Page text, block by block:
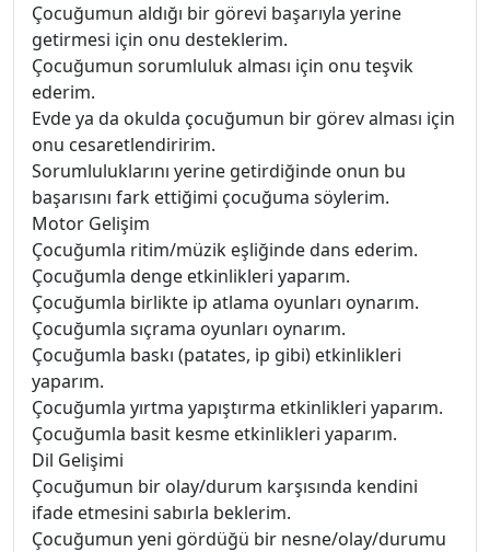
Çocuğumun aldığı bir görevi başarıyla yerine
getirmesi için onu desteklerim.
Çocuğumun sorumluluk alması için onu teşvik
ederim.
Evde ya da okulda çocuğumun bir görev alması için
onu cesaretlendiririm.
Sorumluluklarını yerine getirdiğinde onun bu
başarısını fark ettiğimi çocuğuma söylerim.
Motor Gelişim
Çocuğumla ritim/müzik eşliğinde dans ederim.
Çocuğumla denge etkinlikleri yaparım.
Çocuğumla birlikte ip atlama oyunları oynarım.
Çocuğumla sıçrama oyunları oynarım.
Çocuğumla baskı (patates, ip gibi) etkinlikleri
yaparım.
Çocuğumla yırtma yapıştırma etkinlikleri yaparım.
Çocuğumla basit kesme etkinlikleri yaparım.
Dil Gelişimi
Çocuğumun bir olay/durum karşısında kendini
ifade etmesini sabırla beklerim.
Çocuğumun yeni gördüğü bir nesne/olay/durumu